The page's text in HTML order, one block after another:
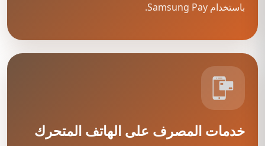
باستخدام Samsung Pay.
خدمات المصرف على الهاتف المتحرك